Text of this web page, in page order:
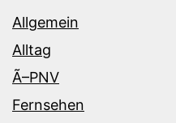
Allgemein
Alltag
Ã–PNV
Fernsehen